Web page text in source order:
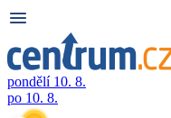
pondělí 10. 8.
po 10. 8.